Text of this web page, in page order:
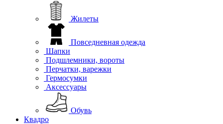
Жилеты
Повседневная одежда
Шапки
Подшлемники, вороты
Перчатки, варежки
Гермосумки
Аксессуары
Обувь
Квадро